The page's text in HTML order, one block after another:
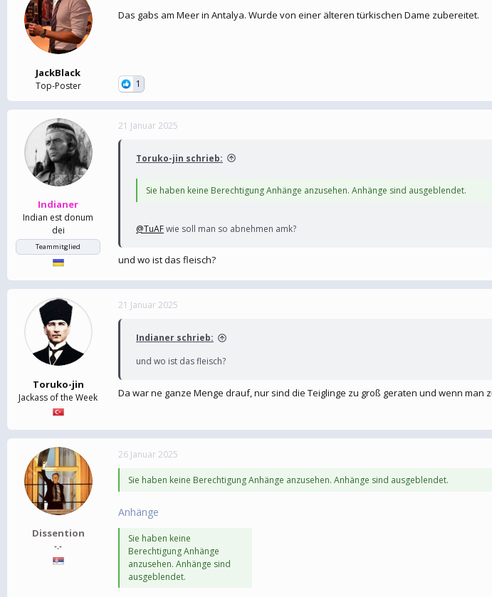
JackBlack
Top-Poster
Das gabs am Meer in Antalya. Wurde von einer älteren türkischen Dame zubereitet.
1
Indianer
Indian est donum
dei
Teammitglied
21 Januar 2025
Toruko-jin schrieb:
Sie haben keine Berechtigung Anhänge anzusehen. Anhänge sind ausgeblendet.
@TuAFwie soll man so abnehmen amk?
und wo ist das fleisch?
Toruko-jin
Jackass of the Week
21 Januar 2025
Indianer schrieb:
und wo ist das fleisch?
Da war ne ganze Menge drauf, nur sind die Teiglinge zu groß geraten und wenn man
Dissention
-.-
26 Januar 2025
Sie haben keine Berechtigung Anhänge anzusehen. Anhänge sind ausgeblendet.
Anhänge
Sie haben keine
Berechtigung Anhänge
anzusehen. Anhänge sind
ausgeblendet.